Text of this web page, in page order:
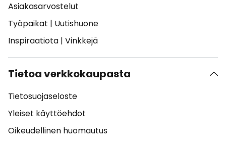
Asiakasarvostelut
Työpaikat | Uutishuone
Inspiraatiota | Vinkkejä
Tietoa verkkokaupasta
Tietosuojaseloste
Yleiset käyttöehdot
Oikeudellinen huomautus